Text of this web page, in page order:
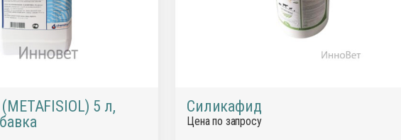
5 л,
Силикафид
Цена по запросу